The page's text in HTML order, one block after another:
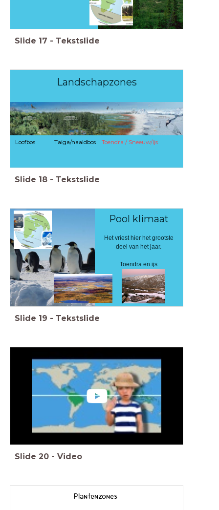
Slide 17 - Tekstslide
Landschapzones
Loofbos Taiga/naaldbos Toendra / Sneeuw/ijs
Slide 18 - Tekstslide
Pool klimaat
Het vriest hier het grootste
deel van het jaar.
Toendra en ijs
Slide 19 - Tekstslide
Slide 20 - Video
Plantenzones